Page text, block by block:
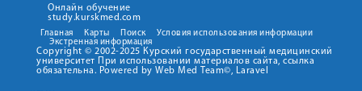
Онлайн обучение
study.kurskmed.com
Главная Карты Поиск
Условия использования информации
Экстренная информация
Copyright © 2002-2025 Курский государственный медицинский
университет При использовании материалов сайта, ссылка
обязательна. Powered by Web Med Team©, Laravel